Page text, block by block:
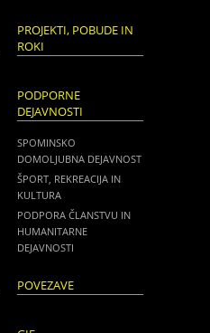
PROJEKTI, POBUDE IN
ROKI
PODPORNE
DEJAVNOSTI
SPOMINSKO
DOMOLJUBNA DEJAVNOST
ŠPORT, REKREACIJA IN
KULTURA
PODPORA ČLANSTVU IN
HUMANITARNE
DEJAVNOSTI
POVEZAVE